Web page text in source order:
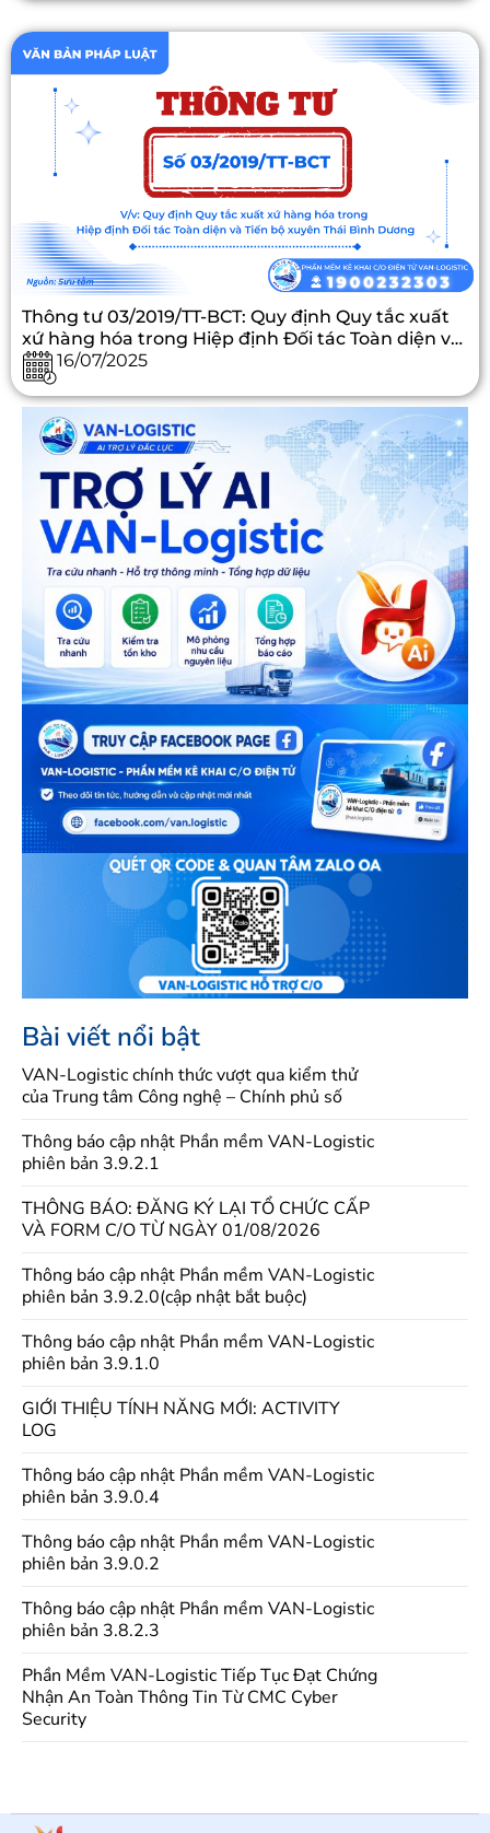
Thông tư 03/2019/TT-BCT: Quy định Quy tắc xuất
xứ hàng hóa trong Hiệp định Đối tác Toàn diện và
Tiến bộ xuyên Thái Bình Dương
16/07/2025
Bài viết nổi bật
VAN-Logistic chính thức vượt qua kiểm thử
của Trung tâm Công nghệ – Chính phủ số
Thông báo cập nhật Phần mềm VAN-Logistic
phiên bản 3.9.2.1
THÔNG BÁO: ĐĂNG KÝ LẠI TỔ CHỨC CẤP
VÀ FORM C/O TỪ NGÀY 01/08/2026
Thông báo cập nhật Phần mềm VAN-Logistic
phiên bản 3.9.2.0(cập nhật bắt buộc)
Thông báo cập nhật Phần mềm VAN-Logistic
phiên bản 3.9.1.0
GIỚI THIỆU TÍNH NĂNG MỚI: ACTIVITY
LOG
Thông báo cập nhật Phần mềm VAN-Logistic
phiên bản 3.9.0.4
Thông báo cập nhật Phần mềm VAN-Logistic
phiên bản 3.9.0.2
Thông báo cập nhật Phần mềm VAN-Logistic
phiên bản 3.8.2.3
Phần Mềm VAN-Logistic Tiếp Tục Đạt Chứng
Nhận An Toàn Thông Tin Từ CMC Cyber
Security